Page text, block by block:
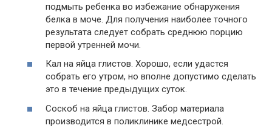
подмыть ребенка во избежание обнаружения
белка в моче. Для получения наиболее точного
результата следует собрать среднюю порцию
первой утренней мочи.
Кал на яйца глистов. Хорошо, если удастся
собрать его утром, но вполне допустимо сделать
это в течение предыдущих суток.
Соскоб на яйца глистов. Забор материала
производится в поликлинике медсестрой.